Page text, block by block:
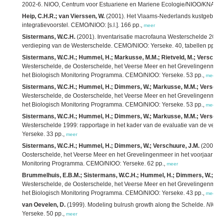
2002-6. NIOO, Centrum voor Estuariene en Mariene Ecologie/NIOO/
Heip, C.H.R.; van Vierssen, W. (2001). Het Vlaams-Nederlands
integratievoorstel. CEMO/NIOO: [s.l.]. 166 pp., meer
Sistermans, W.C.H. (2001). Inventarisatie macrofauna Westerschelde
verdieping van de Westerschelde. CEMO/NIOO: Yerseke. 40, tabellen pp.,
Sistermans, W.C.H.; Hummel, H.; Markusse, M.M.; Rietveld, M.;
Westerschelde, de Oosterschelde, het Veerse Meer en het
het Biologisch Monitoring Programma. CEMO/NIOO: Yerseke. 53 pp., meer
Sistermans, W.C.H.; Hummel, H.; Dimmers, W.; Markusse, M.M.;
Westerschelde, de Oosterschelde, het Veerse Meer en het
het Biologisch Monitoring Programma. CEMO/NIOO: Yerseke. 53 pp., meer
Sistermans, W.C.H.; Hummel, H.; Dimmers, W.; Markusse, M.M.;
Westerschelde 1999: rapportage in het kader van de evaluatie van de
Yerseke. 33 pp., meer
Sistermans, W.C.H.; Hummel, H.; Dimmers, W.; Verschuure, J.M.
Oosterschelde, het Veerse Meer en het Grevelingenmeer in het voorjaar
Monitoring Programma. CEMO/NIOO: Yerseke. 62 pp., meer
Brummelhuis, E.B.M.; Sistermans, W.C.H.; Hummel, H.; Dimmers, W.;
Westerschelde, de Oosterschelde, het Veerse Meer en het
het Biologisch Monitoring Programma. CEMO/NIOO: Yerseke. 43 pp., meer
van Oevelen, D. (1999). Modeling bulrush growth along the Schelde.
Yerseke. 50 pp., meer